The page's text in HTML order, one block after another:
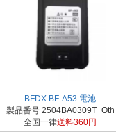
BFDX BF-A53 電池
製品番号 2504BA0309T_Oth
全国一律送料360円